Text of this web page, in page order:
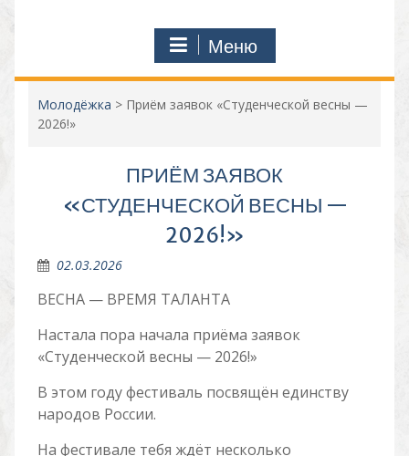
Меню
Молодёжка > Приём заявок «Студенческой весны —
2026!»
ПРИЁМ ЗАЯВОК
«СТУДЕНЧЕСКОЙ ВЕСНЫ —
2026!»
02.03.2026
ВЕСНА — ВРЕМЯ ТАЛАНТА
Настала пора начала приёма заявок
«Студенческой весны — 2026!»
В этом году фестиваль посвящён единству
народов России.
На фестивале тебя ждёт несколько